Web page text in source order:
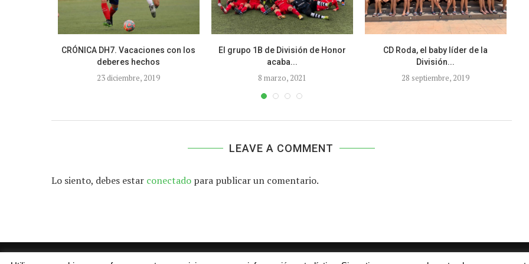
CRÓNICA DH7. Vacaciones con los
deberes hechos
23 diciembre, 2019
El grupo 1B de División de Honor
acaba...
8 marzo, 2021
CD Roda, el baby líder de la
División...
28 septiembre, 2019
LEAVE A COMMENT
Lo siento, debes estar conectado para publicar un comentario.
Aviso legal Contacto Colabora con nosotros